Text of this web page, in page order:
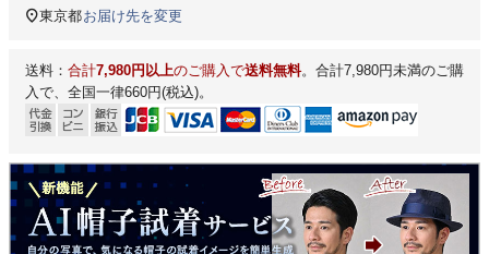
東京都お届け先を変更
送料： 合計7,980円以上のご購入で送料無料。合計7,980円未満のご購
入で、全国一律660円(税込)。